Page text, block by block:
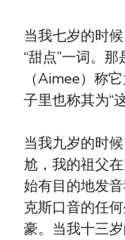
当我七岁的时
“甜点”一词。
（Aimee）称
子里也称其为“
当我九岁的时
尬，我的祖父
始有目的地发
克斯口音的任
豪。当我十三